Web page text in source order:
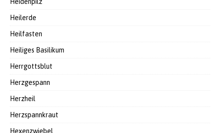
Heilerde
Heilfasten
Heiliges Basilikum
Herrgottsblut
Herzgespann
Herzheil
Herzspannkraut
Hexenzwiebel